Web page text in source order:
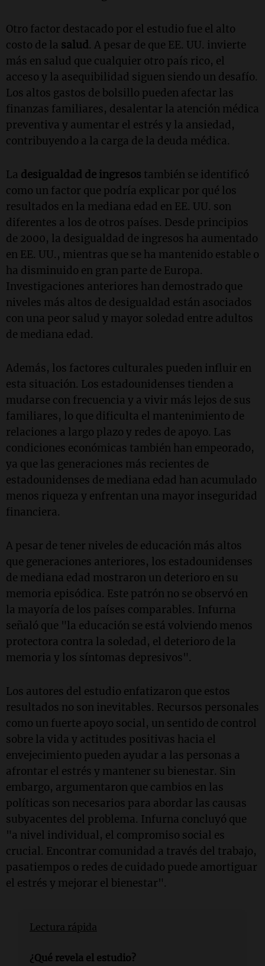
Otro factor destacado por el estudio fue el alto
costo de la salud . A pesar de que EE. UU. invierte
más en salud que cualquier otro país rico, el
acceso y la asequibilidad siguen siendo un desafío.
Los altos gastos de bolsillo pueden afectar las
finanzas familiares, desalentar la atención médica
preventiva y aumentar el estrés y la ansiedad,
contribuyendo a la carga de la deuda médica.
La desigualdad de ingresos también se identificó
como un factor que podría explicar por qué los
resultados en la mediana edad en EE. UU. son
diferentes a los de otros países. Desde principios
de 2000, la desigualdad de ingresos ha aumentado
en EE. UU., mientras que se ha mantenido estable o
ha disminuido en gran parte de Europa.
Investigaciones anteriores han demostrado que
niveles más altos de desigualdad están asociados
con una peor salud y mayor soledad entre adultos
de mediana edad.
Además, los factores culturales pueden influir en
esta situación. Los estadounidenses tienden a
mudarse con frecuencia y a vivir más lejos de sus
familiares, lo que dificulta el mantenimiento de
relaciones a largo plazo y redes de apoyo. Las
condiciones económicas también han empeorado,
ya que las generaciones más recientes de
estadounidenses de mediana edad han acumulado
menos riqueza y enfrentan una mayor inseguridad
financiera.
A pesar de tener niveles de educación más altos
que generaciones anteriores, los estadounidenses
de mediana edad mostraron un deterioro en su
memoria episódica. Este patrón no se observó en
la mayoría de los países comparables. Infurna
señaló que "la educación se está volviendo menos
protectora contra la soledad, el deterioro de la
memoria y los síntomas depresivos".
Los autores del estudio enfatizaron que estos
resultados no son inevitables. Recursos personales
como un fuerte apoyo social, un sentido de control
sobre la vida y actitudes positivas hacia el
envejecimiento pueden ayudar a las personas a
afrontar el estrés y mantener su bienestar. Sin
embargo, argumentaron que cambios en las
políticas son necesarios para abordar las causas
subyacentes del problema. Infurna concluyó que
"a nivel individual, el compromiso social es
crucial. Encontrar comunidad a través del trabajo,
pasatiempos o redes de cuidado puede amortiguar
el estrés y mejorar el bienestar".
Lectura rápida
¿Qué revela el estudio?